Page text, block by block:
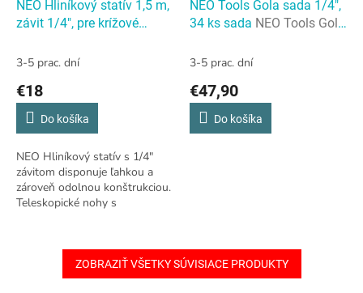
NEO Hliníkový statív 1,5 m,
závit 1/4", pre krížové
1,5 m, závit 1/4", pre
3-5 prac. dní
€18
Do košíka
NEO Hliníkový statív s 1/4"
závitom disponuje ľahkou a
zároveň odolnou konštrukciou.
Teleskopické nohy s
zabezpečujú...
NEO Tools Gola sada 1/4",
34 ks sada NEO Tools Gola
3-5 prac. dní
€47,90
Do košíka
ZOBRAZIŤ VŠETKY SÚVISIACE PRODUKTY